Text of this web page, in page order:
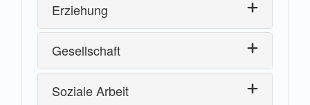
Erziehung
Gesellschaft
Soziale Arbeit